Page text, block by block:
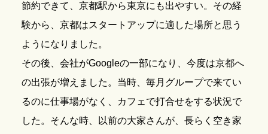
節約できて、京都駅から東京にも出やすい。その経
験から、京都はスタートアップに適した場所と思う
ようになりました。
その後、会社がGoogleの一部になり、今度は京都へ
の出張が増えました。当時、毎月グループで来てい
るのに仕事場がなく、カフェで打合せをする状況で
した。そんな時、以前の大家さんが、長らく空き家